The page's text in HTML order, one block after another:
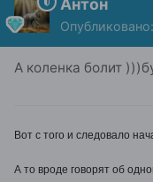
Антон
Опубликовано:
А коленка болит
Вот с того и следовало
А то вроде говорят об